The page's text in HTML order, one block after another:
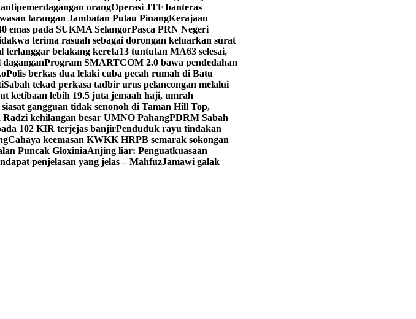
orangOperasi JTF banteras
larangan Jambatan Pulau PinangKerajaan
emas pada SUKMA SelangorPasca PRN Negeri
terima rasuah sebagai dorongan keluarkan surat
terlanggar belakang kereta13 tuntutan MA63 selesai,
Program SMARTCOM 2.0 bawa pendedahan
Polis berkas dua lelaki cuba pecah rumah di Batu
Sabah tekad perkasa tadbir urus pelancongan melalui
ketibaan lebih 19.5 juta jemaah haji, umrah
siasat gangguan tidak senonoh di Taman Hill Top,
kehilangan besar UMNO PahangPDRM Sabah
102 KIR terjejas banjirPenduduk rayu tindakan
Cahaya keemasan KWKK HRPB semarak sokongan
Puncak GloxiniaAnjing liar: Penguatkuasaan
penjelasan yang jelas – MahfuzJamawi galak